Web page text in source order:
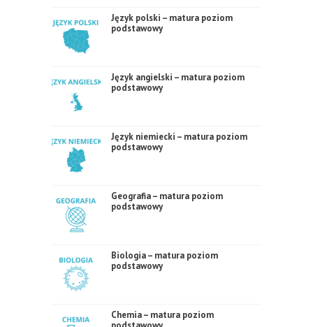
Język polski – matura poziom
podstawowy
Język angielski – matura poziom
podstawowy
Język niemiecki – matura poziom
podstawowy
Geografia – matura poziom
podstawowy
Biologia – matura poziom
podstawowy
Chemia – matura poziom